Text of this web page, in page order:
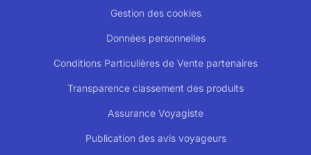
Gestion des cookies
Données personnelles
Conditions Particulières de Vente partenaires
Transparence classement des produits
Assurance Voyagiste
Publication des avis voyageurs